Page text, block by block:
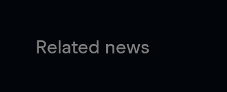
Related news